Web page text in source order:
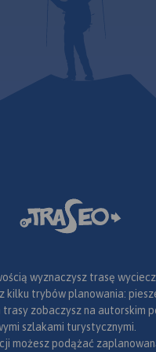
wyznaczysz trasę
kilku trybów planowania:
zobaczysz na autorskim
szlakami turystycznymi.
możesz podążać